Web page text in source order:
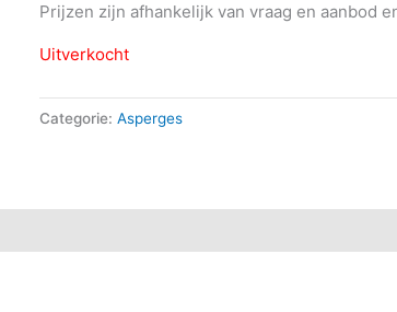
Prijzen zijn afhankelijk van vraag en aanbod
Uitverkocht
Categorie: Asperges